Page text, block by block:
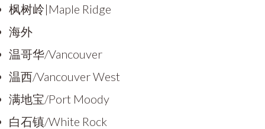
枫树岭|Maple Ridge
海外
温哥华/Vancouver
温西/Vancouver West
满地宝/Port Moody
白石镇/White Rock